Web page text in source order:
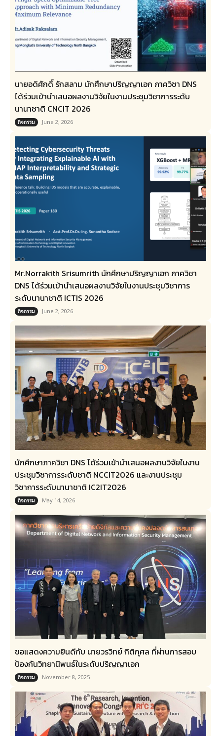
นายอดิศักดิ์ รักสลาม นักศึกษาปริญญาเอก ภาควิชา DNS
ได้ร่วมเข้านำเสนอผลงานวิจัยในงานประชุมวิชาการระดับ
นานาชาติ CNCIT 2026
กิจกรรม June 2, 2026
Mr.Norrakith Srisumrith นักศึกษาปริญญาเอก ภาควิชา
DNS ได้ร่วมเข้านำเสนอผลงานวิจัยในงานประชุมวิชาการ
ระดับนานาชาติ ICTIS 2026
กิจกรรม June 2, 2026
นักศึกษาภาควิชา DNS ได้ร่วมเข้านำเสนอผลงานวิจัยในงาน
ประชุมวิชาการระดับชาติ NCCIT2026 และงานประชุม
วิชาการระดับนานาชาติ IC2IT2026
กิจกรรม May 14, 2026
ขอแสดงความยินดีกับ​ นายวรวิทย์ กิติกุศล ที่ผ่านการสอบ
ป้องกันวิทยานิพนธ์ในระดับปริญญาเอก
กิจกรรม November 8, 2025